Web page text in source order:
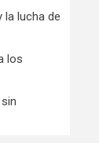
la lucha de
los